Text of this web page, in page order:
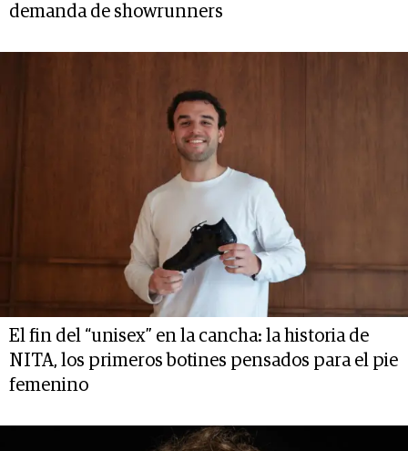
demanda de showrunners
El fin del “unisex” en la cancha: la historia de
NITA, los primeros botines pensados para el pie
femenino